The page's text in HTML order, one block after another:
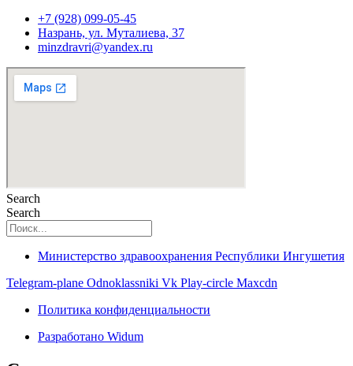
+7 (928) 099-05-45
Назрань, ул. Муталиева, 37
minzdravri@yandex.ru
Search
Search
Министерство здравоохранения Республики Ингушетия
Telegram-plane Odnoklassniki Vk Play-circle Maxcdn
Политика конфиденциальности
Разработано Widum